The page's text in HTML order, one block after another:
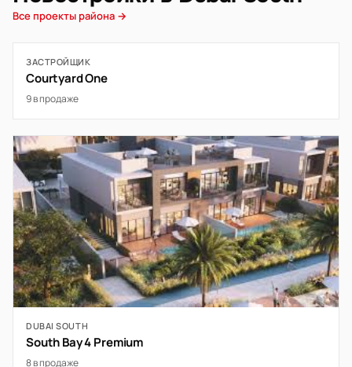
Все проекты района →
ЗАСТРОЙЩИК
Courtyard One
9 в продаже
DUBAI SOUTH
South Bay 4 Premium
8 в продаже